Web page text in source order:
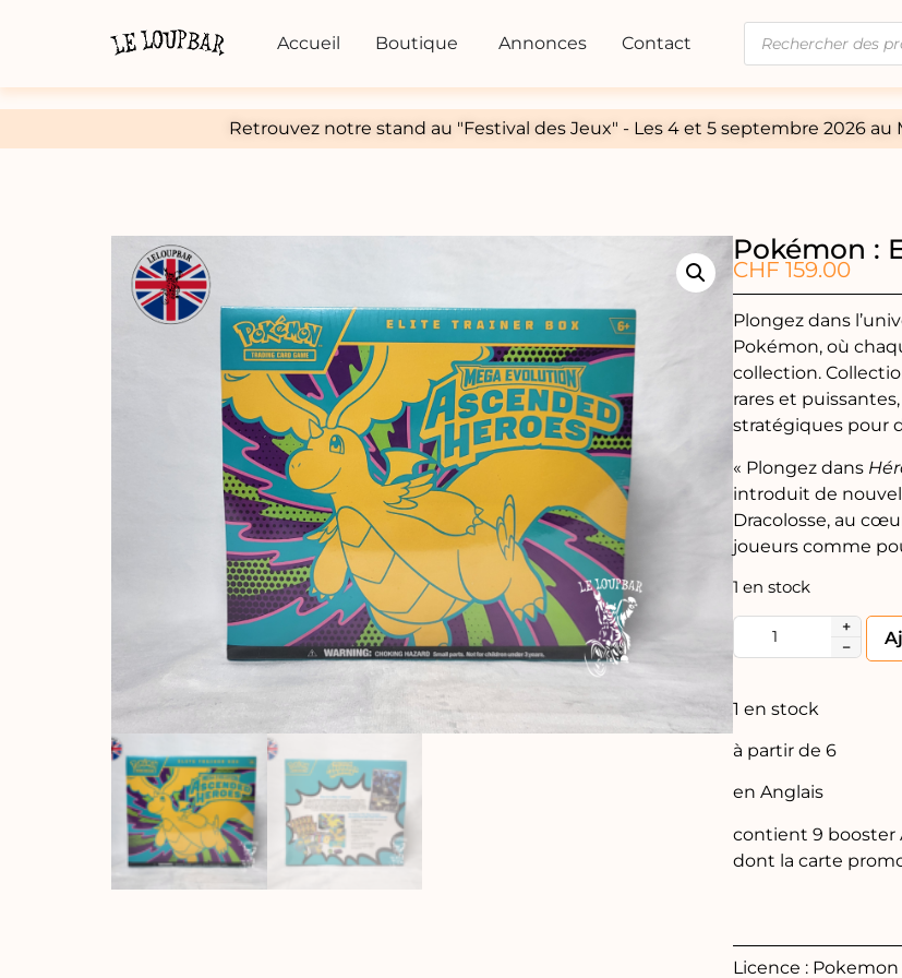
Accueil Boutique Annonces Contact
Retrouvez notre stand au "Festival des Jeux" - Les 4 et 5 septembre 2026 au
Pokémon :
CHF 159.00
Plongez dans
Pokémon, où
collection.
rares et
stratégiques pour
« Plongez dans
introduit de
Dracolosse, au
joueurs comme
1 en stock
+
−
1 en stock
à partir de 6
en Anglais
contient 9 booster
dont la carte
Licence : Pokemon